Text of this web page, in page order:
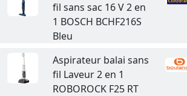
fil sans sac 16 V 2 en
1 BOSCH BCHF216S
Bleu
Aspirateur balai sans
fil Laveur 2 en 1
ROBOROCK F25 RT